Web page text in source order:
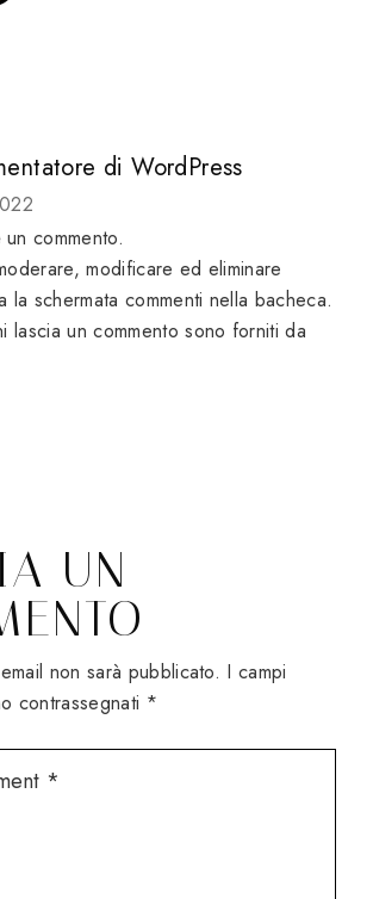
di WordPress
commento.
modificare ed eliminare
la schermata commenti nella bacheca.
lascia un commento sono forniti da
UN
non sarà pubblicato. I campi
contrassegnati *